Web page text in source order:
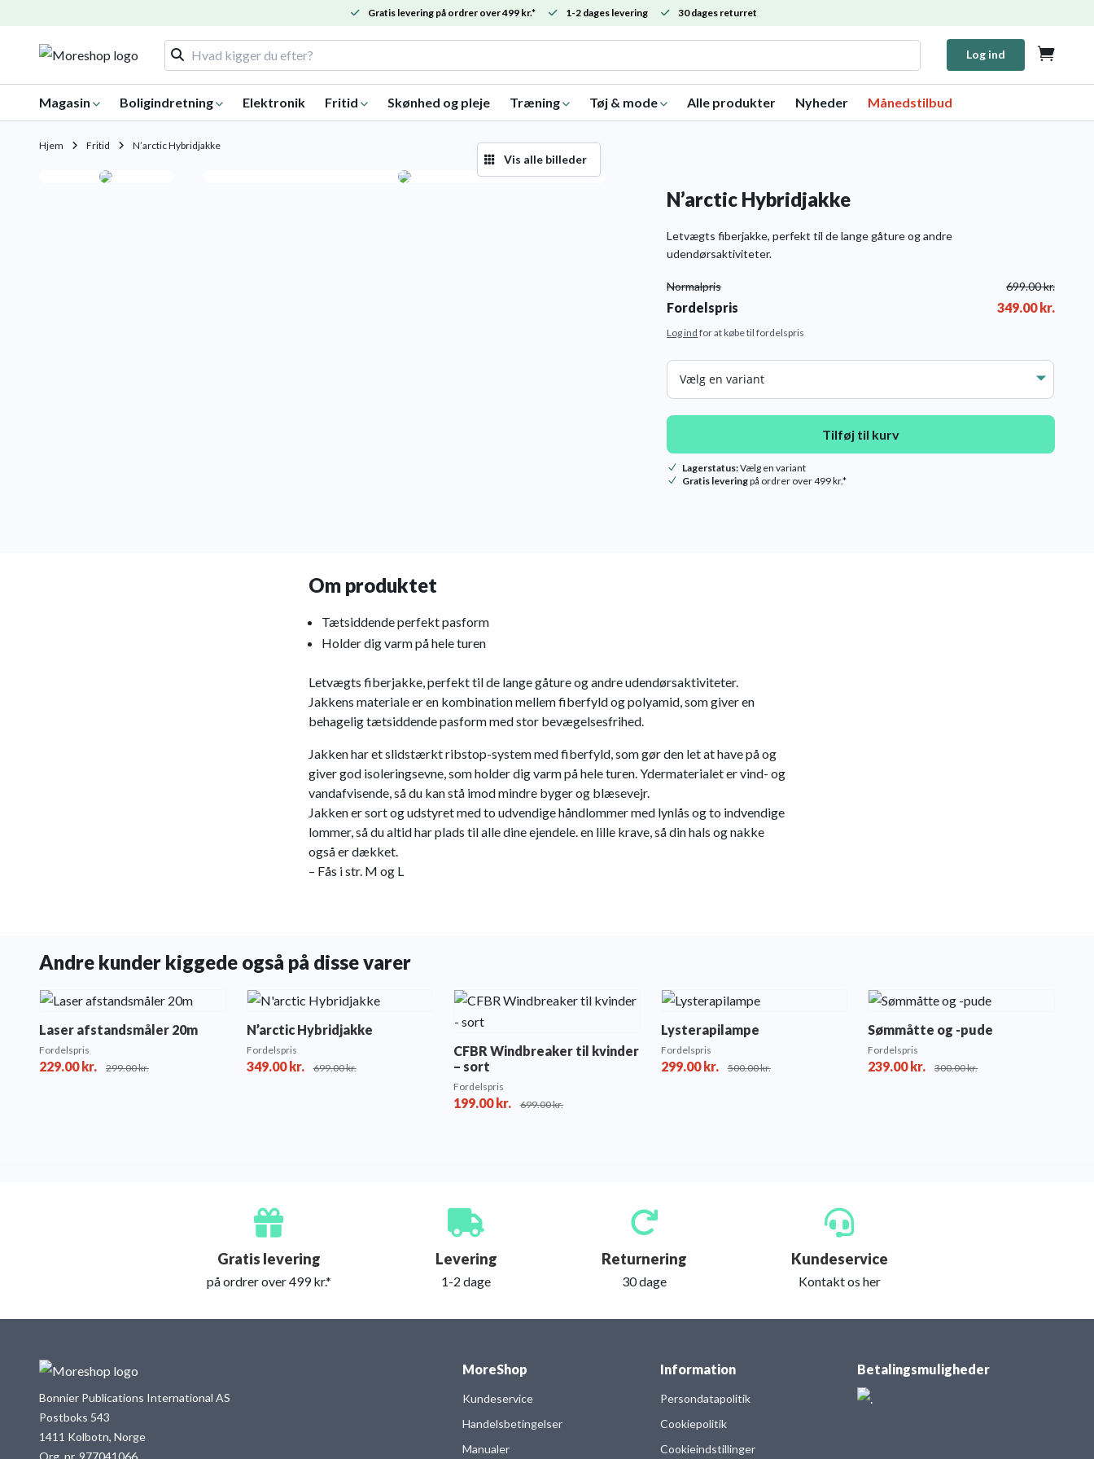
Gratis levering på ordrer over 499 kr.* 1-2 dages levering 30 dages returret
Log ind 
Magasin Boligindretning Elektronik Fritid Skønhed og pleje Træning Tøj & mode Alle produkter Nyheder Månedstilbud
Hjem Fritid N’arctic Hybridjakke
Vis alle billeder
N’arctic Hybridjakke
Letvægts fiberjakke, perfekt til de lange gåture og andre
udendørsaktiviteter.
Normalpris 699.00kr.
Fordelspris 349.00kr.
Log ind for at købe til fordelspris
Tilføj til kurv
Lagerstatus:Vælg en variant
Gratis leveringpå ordrer over 499 kr.*
Om produktet
Tætsiddende perfekt pasform
Holder dig varm på hele turen
Letvægts fiberjakke, perfekt til de lange gåture og andre udendørsaktiviteter.
Jakkens materiale er en kombination mellem fiberfyld og polyamid, som giver en
behagelig tætsiddende pasform med stor bevægelsesfrihed.
Jakken har et slidstærkt ribstop-system med fiberfyld, som gør den let at have på og
giver god isoleringsevne, som holder dig varm på hele turen. Ydermaterialet er vind- og
vandafvisende, så du kan stå imod mindre byger og blæsevejr.
Jakken er sort og udstyret med to udvendige håndlommer med lynlås og to indvendige
lommer, så du altid har plads til alle dine ejendele. en lille krave, så din hals og nakke
også er dækket.
– Fås i str. M og L
Andre kunder kiggede også på disse varer
Laser afstandsmåler 20m
Fordelspris
229.00kr. 299.00kr.
N’arctic Hybridjakke
Fordelspris
349.00kr. 699.00kr.
CFBR Windbreaker til kvinder
– sort
Fordelspris
199.00kr. 699.00kr.
Lysterapilampe
Fordelspris
299.00kr. 500.00kr.
Sømmåtte og -pude
Fordelspris
239.00kr. 300.00kr.
Gratis levering
på ordrer over 499 kr.*
Levering
1-2 dage
Returnering
30 dage
Kundeservice
Kontakt os her
Bonnier Publications International AS
Postboks 543
1411 Kolbotn, Norge
Org. nr. 977041066
MoreShop
Kundeservice
Handelsbetingelser
Manualer
Information
Persondatapolitik
Cookiepolitik
Cookieindstillinger
Betalingsmuligheder